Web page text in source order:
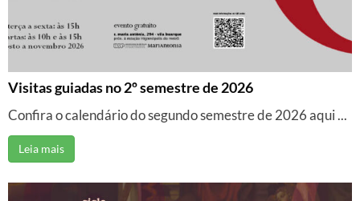
Visitas guiadas no 2º semestre de 2026
Confira o calendário do segundo semestre de 2026 aqui ...
Leia mais